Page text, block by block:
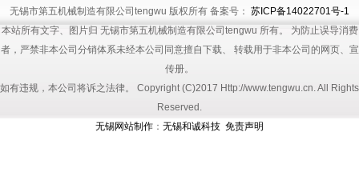
无锡市第五机械制造有限公司tengwu 版权所有 备案号： 苏ICP备14022701号-1
本站所有文字、图片归 无锡市第五机械制造有限公司tengwu 所有。 为防止误导消费
者，严禁非本公司分销体系未经本公司同意擅自下载、 转载用于非本公司的网页、宣
传册。
如有违规，本公司将诉之法律。 Copyright (C)2017 Http://www.tengwu.cn. All Rights
Reserved.
无锡网站制作 ： 无锡和诚科技 免责声明